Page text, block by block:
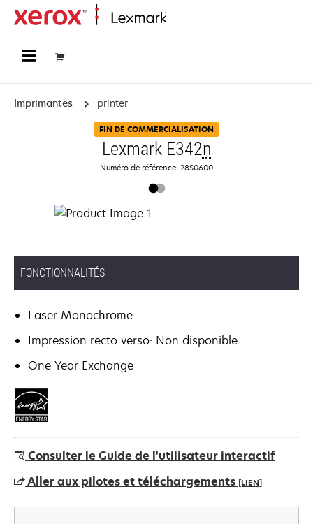
Imprimantes printer
FIN DE COMMERCIALISATION
Lexmark E342n
Numéro de référence: 28S0600
FONCTIONNALITÉS
Laser Monochrome
Impression recto verso: Non disponible
One Year Exchange
Consulter le Guide de l'utilisateur interactif
Aller aux pilotes et téléchargements [LIEN]
s’ouvre